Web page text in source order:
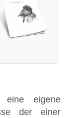
eine eigene
der einer